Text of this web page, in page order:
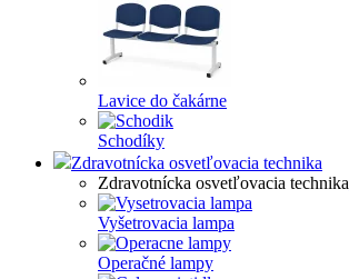
Lavice do čakárne
Schodíky
Zdravotnícka osvetľovacia technika
Zdravotnícka osvetľovacia technika
Vyšetrovacia lampa
Operačné lampy